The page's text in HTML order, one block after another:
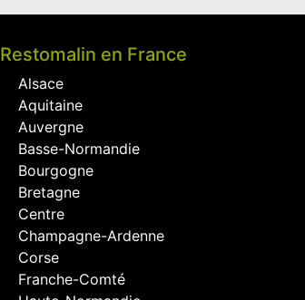
Restomalin en France
Alsace
Aquitaine
Auvergne
Basse-Normandie
Bourgogne
Bretagne
Centre
Champagne-Ardenne
Corse
Franche-Comté